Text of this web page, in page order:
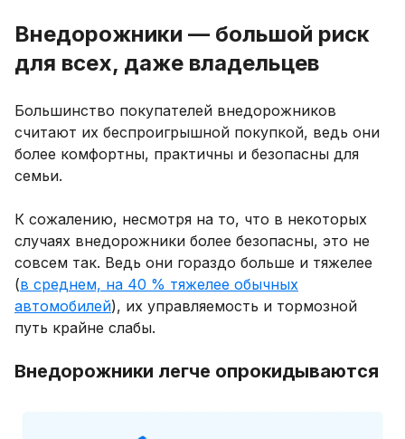
Внедорожники — большой риск
для всех, даже владельцев
Большинство покупателей внедорожников
считают их беспроигрышной покупкой, ведь они
более комфортны, практичны и безопасны для
семьи.
К сожалению, несмотря на то, что в некоторых
случаях внедорожники более безопасны, это не
совсем так. Ведь они гораздо больше и тяжелее
(в среднем, на 40 % тяжелее обычных
автомобилей), их управляемость и тормозной
путь крайне слабы.
Внедорожники легче опрокидываются